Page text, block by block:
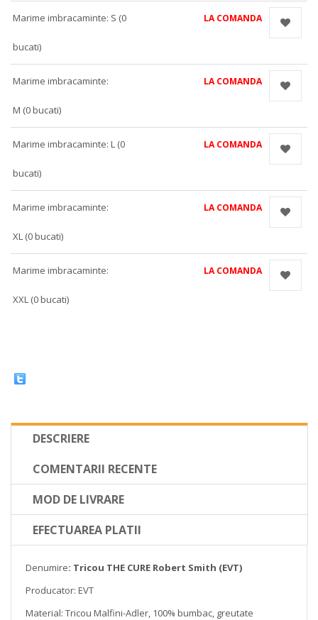
Marime imbracaminte: S (0
bucati)
LA COMANDA
Marime imbracaminte:
M (0 bucati)
LA COMANDA
Marime imbracaminte: L (0
bucati)
LA COMANDA
Marime imbracaminte:
XL (0 bucati)
LA COMANDA
Marime imbracaminte:
XXL (0 bucati)
LA COMANDA
DESCRIERE
COMENTARII RECENTE
MOD DE LIVRARE
EFECTUAREA PLATII
Denumire: Tricou THE CURE Robert Smith (EVT)
Producator: EVT
Material: Tricou Malfini-Adler, 100% bumbac, greutate